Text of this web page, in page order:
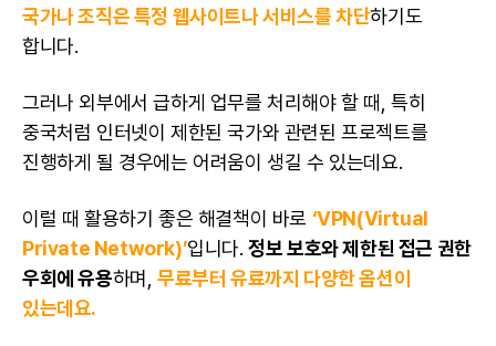
국가나 조직은 특정 웹사이트나 서비스를 차단하기도
합니다.
그러나 외부에서 급하게 업무를 처리해야 할 때, 특히
중국처럼 인터넷이 제한된 국가와 관련된 프로젝트를
진행하게 될 경우에는 어려움이 생길 수 있는데요.
이럴 때 활용하기 좋은 해결책이 바로 ‘VPN(Virtual
Private Network)’입니다.정보 보호와 제한된 접근 권한
우회에 유용하며,무료부터 유료까지 다양한 옵션이
있는데요.